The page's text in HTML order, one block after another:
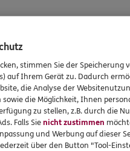
stimmen Sie der Speicherung
auf Ihrem Gerät zu. Dadurch
die Analyse der
die Möglichkeit, Ihnen
zu stellen, z.B. durch die
Falls Sienicht zustimmen
und Werbung auf dieser
über den Button "Tool-